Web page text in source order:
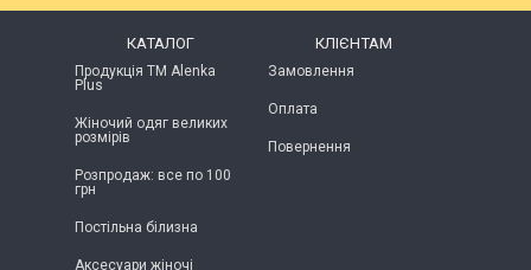
КАТАЛОГ
Продукція ТМ Alenka
Plus
Жіночий одяг великих
розмірів
Розпродаж: все по 100
грн
Постільна білизна
Аксесуари жіночі
КЛІЄНТАМ
Замовлення
Оплата
Повернення